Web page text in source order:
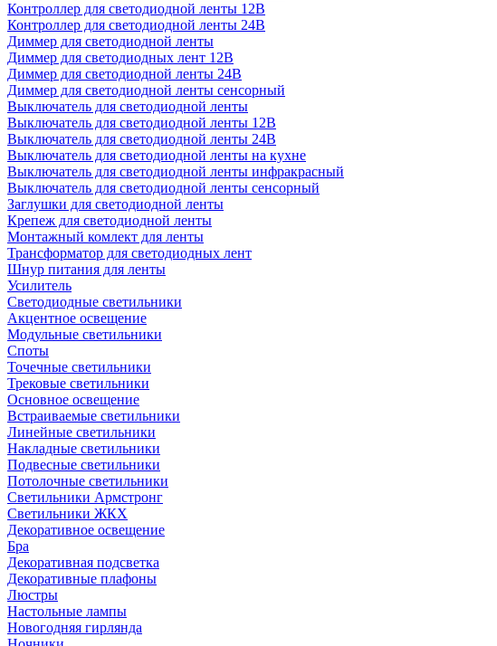
Контроллер для светодиодной ленты 12В
Контроллер для светодиодной ленты 24В
Диммер для светодиодной ленты
Диммер для светодиодных лент 12В
Диммер для светодиодной ленты 24В
Диммер для светодиодной ленты сенсорный
Выключатель для светодиодной ленты
Выключатель для светодиодной ленты 12В
Выключатель для светодиодной ленты 24В
Выключатель для светодиодной ленты на кухне
Выключатель для светодиодной ленты инфракрасный
Выключатель для светодиодной ленты сенсорный
Заглушки для светодиодной ленты
Крепеж для светодиодной ленты
Монтажный комлект для ленты
Трансформатор для светодиодных лент
Шнур питания для ленты
Усилитель
Светодиодные светильники
Акцентное освещение
Модульные светильники
Споты
Точечные светильники
Трековые светильники
Основное освещение
Встраиваемые светильники
Линейные светильники
Накладные светильники
Подвесные светильники
Потолочные светильники
Светильники Армстронг
Светильники ЖКХ
Декоративное освещение
Бра
Декоративная подсветка
Декоративные плафоны
Люстры
Настольные лампы
Новогодняя гирлянда